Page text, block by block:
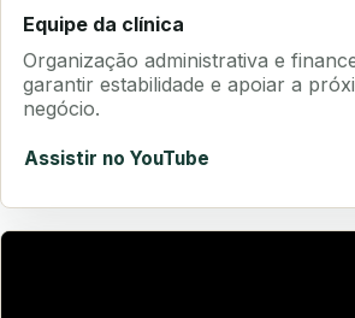
Equipe da clínica
Organização administrativa e
garantir estabilidade e apoiar a
negócio.
Assistir no YouTube